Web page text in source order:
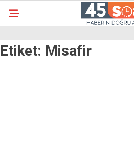
Etiket: Misafir